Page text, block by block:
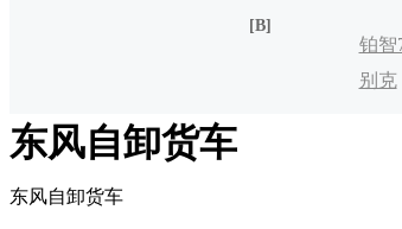
[B]
铂智
别克
东风自卸货车
东风自卸货车